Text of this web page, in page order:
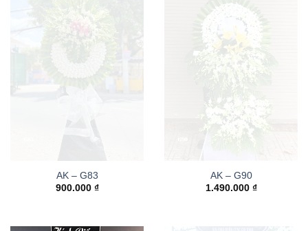
AK – G83
900.000 ₫
AK – G90
1.490.000 ₫